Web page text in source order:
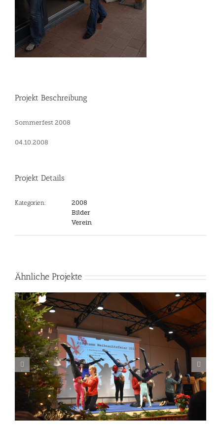
Projekt Beschreibung
Sommerfest 2008
04.10.2008
Projekt Details
Kategorien:
2008
Bilder
Verein
Ähnliche Projekte
Holzpferdturnier Eggenhof 2018